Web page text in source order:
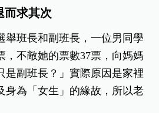
而求其次
舉班長和副班長，一位男同學
，不敵她的票數37票，向媽媽
是副班長？」實際原因是家裡
身為「女生」的緣故，所以老